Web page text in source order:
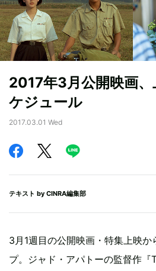
2017年3月公開映画
ケジュール
2017.03.01 Wed
テキスト by CINRA編集部
3月1週目の公開映画・特集上映か
プ。ジャド・アパトーの監督作『